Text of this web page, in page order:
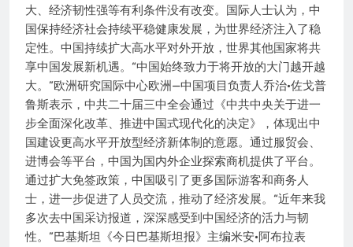
大、经济韧性强等有利条件没有改变。国际人士认为，中
国保持经济社会持续平稳健康发展，为世界经济注入了稳
定性。中国持续扩大高水平对外开放，世界其他国家将共
享中国发展新机遇。“中国始终致力于将开放的大门越开越
大。”欧洲研究国际中心欧洲—中国项目负责人乔治·佐戈普
鲁斯表示，中共二十届三中全会通过《中共中央关于进一
步全面深化改革、推进中国式现代化的决定》，体现出中
国建设更高水平开放型经济新体制的意愿。通过服贸会、
进博会等平台，中国为国内外企业探索商机提供了平台。
通过扩大免签政策，中国吸引了更多国际游客和商务人
士，进一步促进了人员交流，推动了经济发展。“近年来我
多次去中国采访报道，深深感受到中国经济的活力与韧
性。”巴基斯坦《今日巴基斯坦报》主编米安·阿布拉表